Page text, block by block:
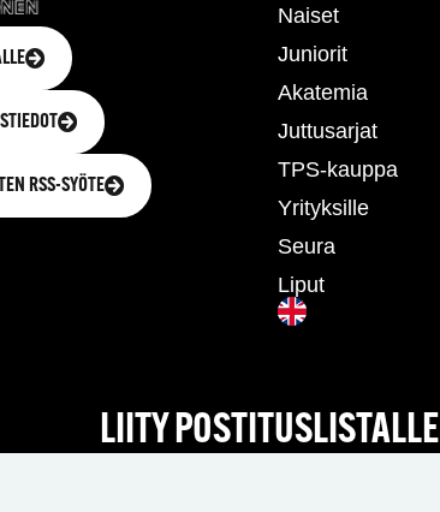
RSS-SYÖTE
Naiset
Juniorit
Akatemia
Juttusarjat
TPS-kauppa
Yrityksille
Seura
Liput
LIITY POSTITUSLISTALLE